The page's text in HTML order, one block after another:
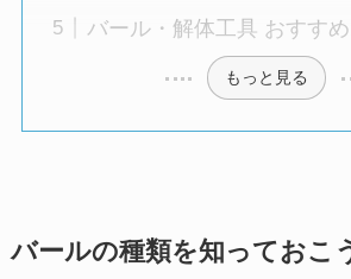
バール・解体工具 おすす
もっと見る
バールの種類を知っておこ